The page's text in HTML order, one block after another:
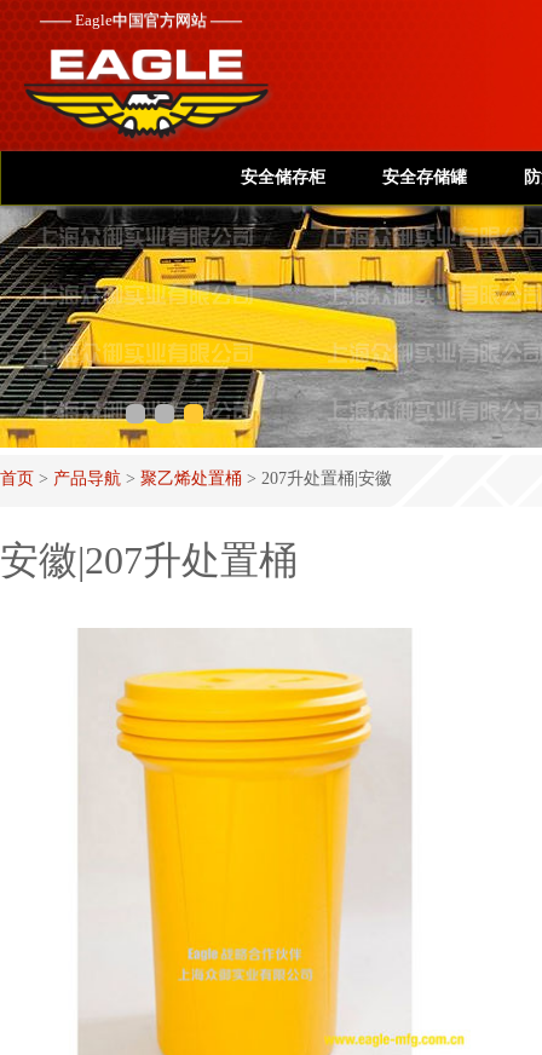
——Eagle中国官方网站 ——
安全储存柜 安全存储罐
首页 > 产品导航 > 聚乙烯处置桶 > 207升处置桶|安徽
安徽|207升处置桶